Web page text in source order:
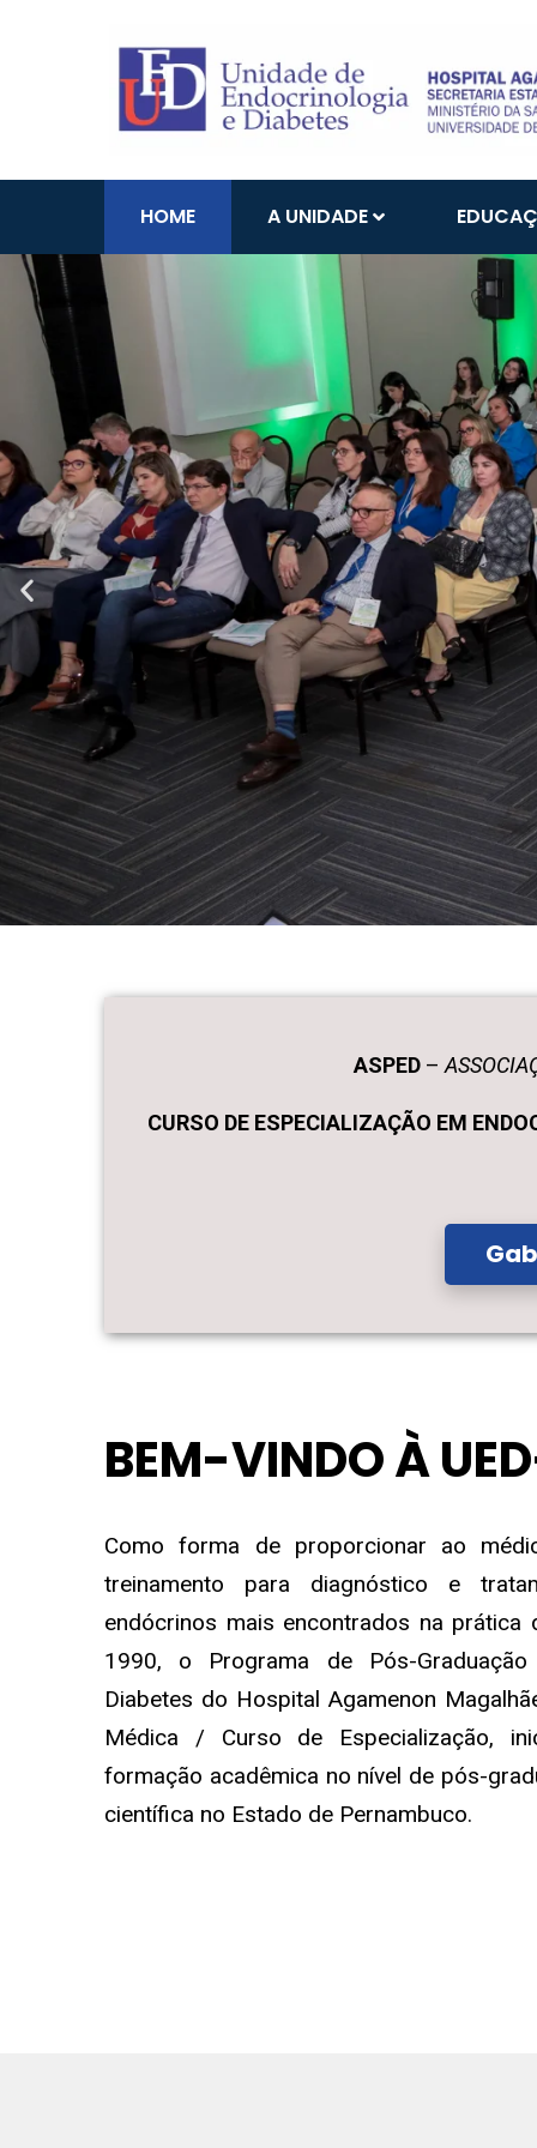
HOME A UNIDADE
ASPED –
CURSO DE ESPECIALIZAÇÃO EM
BEM-VINDO À
Como forma de proporcionar ao
treinamento para diagnóstico e
endócrinos mais encontrados na prática
1990, o Programa de Pós-
Diabetes do Hospital Agamenon
Médica / Curso de Especialização,
formação acadêmica no nível de pós-
científica no Estado de Pernambuco.